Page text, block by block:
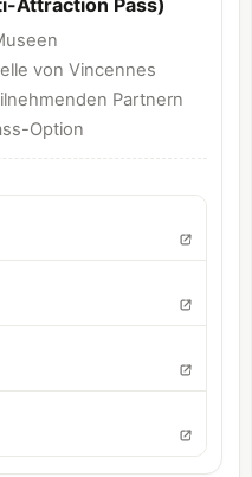
Attraction Pass)
von Vincennes
Partnern
Option